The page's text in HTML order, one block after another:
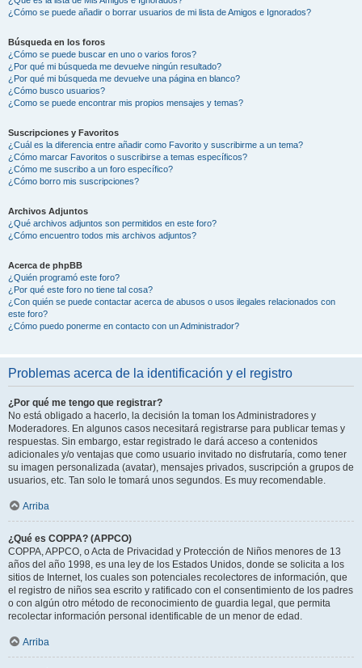
¿Cómo se puede añadir o borrar usuarios de mi lista de Amigos e Ignorados?
Búsqueda en los foros
¿Cómo se puede buscar en uno o varios foros?
¿Por qué mi búsqueda me devuelve ningún resultado?
¿Por qué mi búsqueda me devuelve una página en blanco?
¿Cómo busco usuarios?
¿Como se puede encontrar mis propios mensajes y temas?
Suscripciones y Favoritos
¿Cuál es la diferencia entre añadir como Favorito y suscribirme a un tema?
¿Cómo marcar Favoritos o suscribirse a temas específicos?
¿Cómo me suscribo a un foro específico?
¿Cómo borro mis suscripciones?
Archivos Adjuntos
¿Qué archivos adjuntos son permitidos en este foro?
¿Cómo encuentro todos mis archivos adjuntos?
Acerca de phpBB
¿Quién programó este foro?
¿Por qué este foro no tiene tal cosa?
¿Con quién se puede contactar acerca de abusos o usos ilegales relacionados con
este foro?
¿Cómo puedo ponerme en contacto con un Administrador?
Problemas acerca de la identificación y el registro
¿Por qué me tengo que registrar?
No está obligado a hacerlo, la decisión la toman los Administradores y
Moderadores. En algunos casos necesitará registrarse para publicar temas y
respuestas. Sin embargo, estar registrado le dará acceso a contenidos
adicionales y/o ventajas que como usuario invitado no disfrutaría, como tener
su imagen personalizada (avatar), mensajes privados, suscripción a grupos de
usuarios, etc. Tan solo le tomará unos segundos. Es muy recomendable.
Arriba
¿Qué es COPPA? (APPCO)
COPPA, APPCO, o Acta de Privacidad y Protección de Niños menores de 13
años del año 1998, es una ley de los Estados Unidos, donde se solicita a los
sitios de Internet, los cuales son potenciales recolectores de información, que
el registro de niños sea escrito y ratificado con el consentimiento de los padres
o con algún otro método de reconocimiento de guardia legal, que permita
recolectar información personal identificable de un menor de edad.
Arriba